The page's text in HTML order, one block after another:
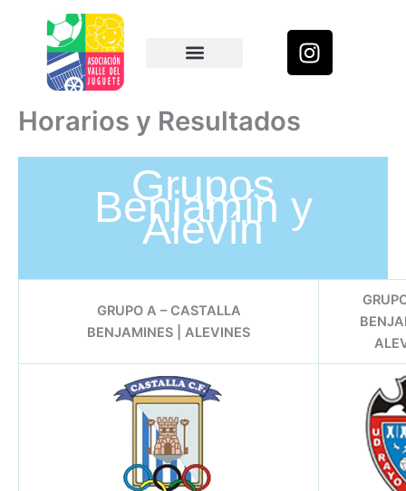
contenido
I
n
g
a
Horarios y Resultados
Grupos
Benjamín y
Alevín
GRUPO A – CASTALLA
BENJAMINES | ALEVINES